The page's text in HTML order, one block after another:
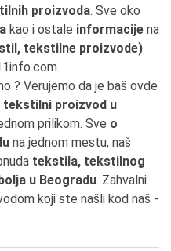
proizvoda. Sve oko
kao i ostale informacije na
tekstilne proizvode)
? Verujemo da je baš ovde
proizvod u
prilikom. Sve o
na jednom mestu, naš
tekstila, tekstilnog
u Beogradu. Zahvalni
koji ste našli kod naš -